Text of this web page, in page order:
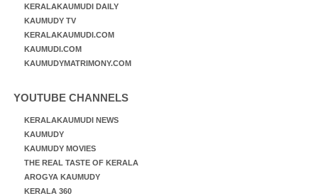
KERALAKAUMUDI DAILY
KAUMUDY TV
KERALAKAUMUDI.COM
KAUMUDI.COM
KAUMUDYMATRIMONY.COM
YOUTUBE CHANNELS
KERALAKAUMUDI NEWS
KAUMUDY
KAUMUDY MOVIES
THE REAL TASTE OF KERALA
AROGYA KAUMUDY
KERALA 360